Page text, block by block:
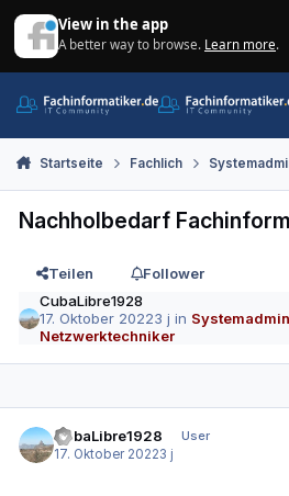
View in the app
A better way to browse. Learn more.
Startseite Fachlich
Nachholbedarf
Teilen
Follower
CubaLibre1928
17. Oktober 20223 j in
Netzwerktechniker
CubaLibre1928
User
17. Oktober 20223 j